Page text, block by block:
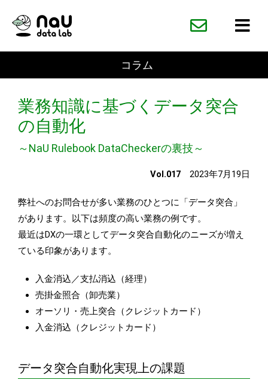
コラム
業務知識に基づくデータ突合
の自動化
～NaU Rulebook DataCheckerの裏技～
Vol.017 2023年7月19日
弊社へのお問合せが多い業務のひとつに「データ突合」
があります。以下は頻度の高い業務の例です。
最近はDXの一環としてデータ突合自動化のニーズが増え
ている印象があります。
入金消込／支払消込（経理）
売掛金照合（卸売業）
オーソリ・売上突合（クレジットカード）
入金消込（クレジットカード）
データ突合自動化実現上の課題